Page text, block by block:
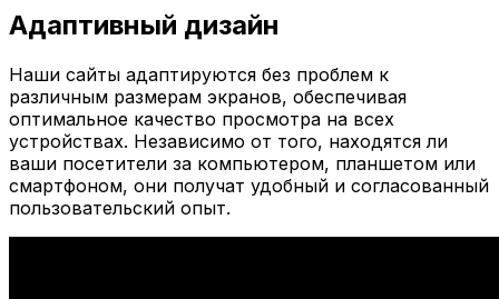
Адаптивный дизайн
Наши сайты адаптируются без проблем к
различным размерам экранов, обеспечивая
оптимальное качество просмотра на всех
устройствах. Независимо от того, находятся ли
ваши посетители за компьютером, планшетом или
смартфоном, они получат удобный и согласованный
пользовательский опыт.